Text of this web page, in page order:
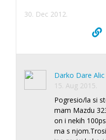
30. Dec 2012.
Darko Dare Alic
15. Aug 2015.
Pogresio/la si
mam Mazdu
on i nekih
ma s